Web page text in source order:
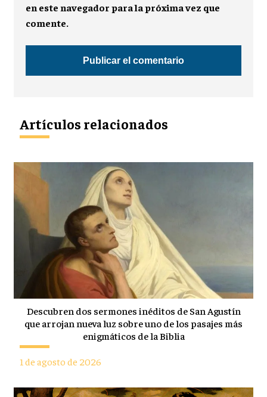
en este navegador para la próxima vez que
comente.
Artículos relacionados
Descubren dos sermones inéditos de San Agustín
que arrojan nueva luz sobre uno de los pasajes más
enigmáticos de la Biblia
1 de agosto de 2026